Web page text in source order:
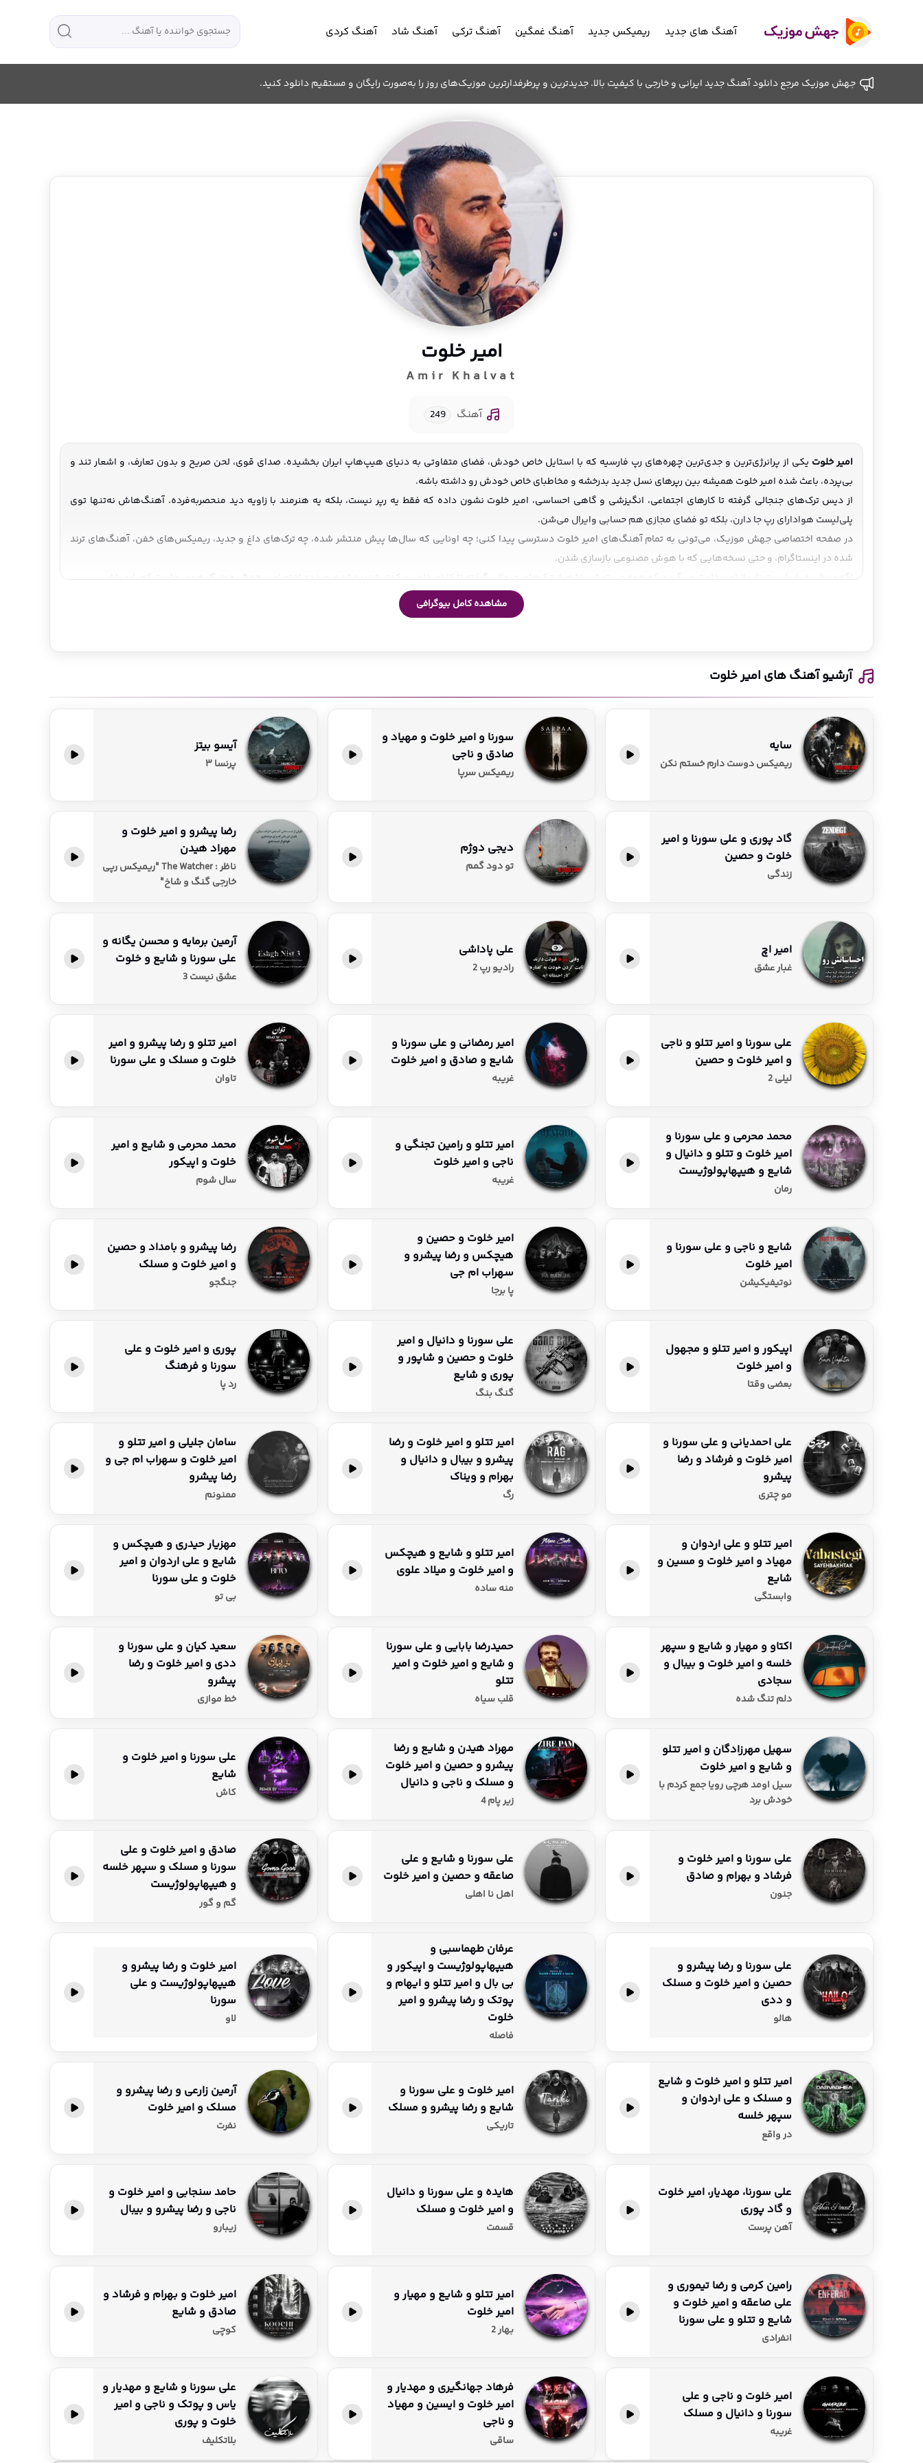
آهنگ های جدید ریمیکس جدید آهنگ غمگین آهنگ ترکی آهنگ شاد آهنگ کردی
جهش موزیک مرجع دانلود آهنگ جدید ایرانی و خارجی با کیفیت بالا. جدیدترین و پرطرفدارترین موزیک‌های روز را به‌صورت رایگان و مستقیم دانلود کنید.
امیر خلوت
Amir Khalvat
آهنگ 249
امیر خلوت یکی از پرانرژی‌ترین و جدی‌ترین چهره‌های رپ فارسیه که با استایل خاص خودش، فضای متفاوتی به دنیای هیپ‌هاپ ایران بخشیده. صدای قوی، لحن صریح و بدون تعارف، و اشعار تند و
بی‌پرده، باعث شده امیر خلوت همیشه بین رپرهای نسل جدید بدرخشه و مخاطبای خاص خودش رو داشته باشه.
از دیس ترک‌های جنجالی گرفته تا کارهای اجتماعی، انگیزشی و گاهی احساسی، امیر خلوت نشون داده که فقط یه رپر نیست، بلکه یه هنرمند با زاویه دید منحصر‌به‌فرده. آهنگ‌هاش نه‌تنها توی
پلی‌لیست هوادارای رپ جا دارن، بلکه تو فضای مجازی هم حسابی وایرال می‌شن.
در صفحه اختصاصی جهش موزیک، می‌تونی به تمام آهنگ‌های امیر خلوت دسترسی پیدا کنی؛ چه اونایی که سال‌ها پیش منتشر شده، چه ترک‌های داغ و جدید، ریمیکس‌های خفن، آهنگ‌های ترند
شده در اینستاگرام، و حتی نسخه‌هایی که با هوش مصنوعی بازسازی شدن.
مشاهده کامل بیوگرافی
آرشیو آهنگ های امیر خلوت
سایه
ریمیکس دوست دارم خستم نکن
سورنا و امیر خلوت و مهیاد و
صادق و ناجی
ریمیکس سرپا
آیسو بیتز
پرنسا ۳
گاد پوری و علی سورنا و امیر
خلوت و حصین
زندگی
دیجی دوژم
تو دود گمم
رضا پیشرو و امیر خلوت و
مهراد هیدن
ناظر : The Watcher "ریمیکس رپی
خارجی گنگ و شاخ"
امیر اچ
غبار عشق
علی پاداشی
رادیو رپ 2
آرمین برمایه و محسن یگانه و
علی سورنا و شایع و خلوت
عشق نیست 3
علی سورنا و امیر تتلو و ناجی
و امیر خلوت و حصین
لیلی 2
امیر رمضانی و علی سورنا و
شایع و صادق و امیر خلوت
غریبه
پخش آنلاین
امیر تتلو و رضا پیشرو و امیر
خلوت و مسلک و علی سورنا
تاوان
پخش آنلاین
محمد محرمی و علی سورنا و
امیر خلوت و تتلو و دانیال و
شایع و هیپهاپولوژیست
رمان
امیر تتلو و رامین تجنگی و
ناجی و امیر خلوت
غریبه
پخش آنلاین
محمد محرمی و شایع و امیر
خلوت و اپیکور
سال شوم
پخش آنلاین
شایع و ناجی و علی سورنا و
امیر خلوت
نوتیفیکیشن
امیر خلوت و حصین و
هیچکس و رضا پیشرو و
سهراب ام جی
پا برجا
رضا پیشرو و بامداد و حصین
و امیر خلوت و مسلک
جنگجو
پخش آنلاین
اپیکور و امیر تتلو و مجهول
و امیر خلوت
بعضی وقتا
علی سورنا و دانیال و امیر
خلوت و حصین و شاپور و
پوری و شایع
گنگ بنگ
پوری و امیر خلوت و علی
سورنا و فرهنگ
رد پا
پخش آنلاین
علی احمدیانی و علی سورنا و
امیر خلوت و فرشاد و رضا
پیشرو
مو چتری
امیر تتلو و امیر خلوت و رضا
پیشرو و بیبال و دانیال و
بهرام و ویناک
رگ
پخش آنلاین
سامان جلیلی و امیر تتلو و
امیر خلوت و سهراب ام جی و
رضا پیشرو
ممنونم
پخش آنلاین
امیر تتلو و علی اردوان و
مهیاد و امیر خلوت و مسین و
شایع
وابستگی
امیر تتلو و شایع و هیچکس
و امیر خلوت و میلاد علوی
منه ساده
پخش آنلاین
مهزیار حیدری و هیچکس و
شایع و علی اردوان و امیر
خلوت و علی سورنا
بی تو
پخش آنلاین
اکتاو و مهیار و شایع و سپهر
خلسه و امیر خلوت و بیبال و
سجادی
دلم تنگ شده
حمیدرضا بابایی و علی سورنا
و شایع و امیر خلوت و امیر
تتلو
قلب سیاه
پخش آنلاین
سعید کیان و علی سورنا و
ددی و امیر خلوت و رضا
پیشرو
خط موازی
پخش آنلاین
سهیل مهرزادگان و امیر تتلو
و شایع و امیر خلوت
سیل اومد هرچی رویا جمع کردم با
خودش برد
مهراد هیدن و شایع و رضا
پیشرو و حصین و امیر خلوت
و مسلک و ناجی و دانیال
زیر پام 4
پخش آنلاین
علی سورنا و امیر خلوت و
شایع
کاش
پخش آنلاین
علی سورنا و امیر خلوت و
فرشاد و بهرام و صادق
جنون
علی سورنا و شایع و علی
صاعقه و حصین و امیر خلوت
اهل نا اهلی
پخش آنلاین
صادق و امیر خلوت و علی
سورنا و مسلک و سپهر خلسه
و هیپهاپولوژیست
گم و گور
پخش آنلاین
علی سورنا و رضا پیشرو و
حصین و امیر خلوت و مسلک
و ددی
هالو
عرفان طهماسبی و
هیپهاپولوژیست و اپیکور و
بی بال و امیر تتلو و ایهام و
پوتک و رضا پیشرو و امیر
خلوت
فاصله
پخش آنلاین
امیر خلوت و رضا پیشرو و
هیپهاپولوژیست و علی
سورنا
لاو
پخش آنلاین
امیر تتلو و امیر خلوت و شایع
و مسلک و علی اردوان و
سپهر خلسه
در واقع
امیر خلوت و علی سورنا و
شایع و رضا پیشرو و مسلک
تاریکی
پخش آنلاین
آرمین زارعی و رضا پیشرو و
مسلک و امیر خلوت
نفرت
پخش آنلاین
علی سورنا، مهدیار، امیر خلوت
و گاد پوری
آهن پرست
هایده و علی سورنا و دانیال
و امیر خلوت و مسلک
قسمت
حامد سنجابی و امیر خلوت و
ناجی و رضا پیشرو و بیبال
زیبارو
پخش آنلاین
رامین کرمی و رضا تیموری و
علی صاعقه و امیر خلوت و
شایع و تتلو و علی سورنا
انفرادی
امیر تتلو و شایع و مهیار و
امیر خلوت
بهار 2
پخش آنلاین
امیر خلوت و بهرام و فرشاد و
صادق و شایع
کوچی
امیر خلوت و ناجی و علی
سورنا و دانیال و مسلک
غریبه
فرهاد جهانگیری و مهدیار و
امیر خلوت و ایسین و مهیاد
و ناجی
ساقی
پخش آنلاین
علی سورنا و شایع و مهدیار و
یاس و پوتک و ناجی و امیر
خلوت و پوری
بلاتکلیف
پخش آنلاین